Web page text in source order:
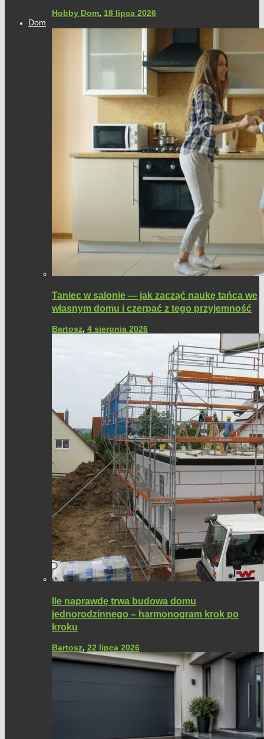
Hobby Dom, 18 lipca 2026
Dom
Taniec w salonie — jak zacząć naukę tańca we
własnym domu i czerpać z tego przyjemność
Bartosz, 4 sierpnia 2026
Ile naprawdę trwa budowa domu
jednorodzinnego – harmonogram krok po
kroku
Bartosz, 22 lipca 2026